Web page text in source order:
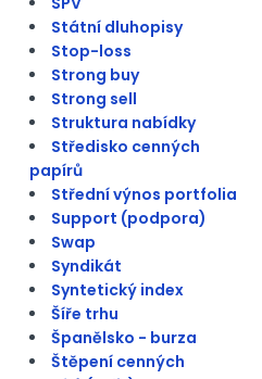
Státní dluhopisy
Stop-loss
Strong buy
Strong sell
Struktura nabídky
Středisko cenných
papírů
Střední výnos portfolia
Support (podpora)
Swap
Syndikát
Syntetický index
Šíře trhu
Španělsko - burza
Štěpení cenných